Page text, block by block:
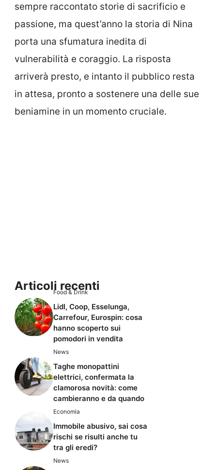
sempre raccontato storie di sacrificio e
passione, ma quest’anno la storia di Nina
porta una sfumatura inedita di
vulnerabilità e coraggio. La risposta
arriverà presto, e intanto il pubblico resta
in attesa, pronto a sostenere una delle sue
beniamine in un momento cruciale.
Articoli recenti
Food & Drink
Lidl, Coop, Esselunga,
Carrefour, Eurospin: cosa
hanno scoperto sui
pomodori in vendita
News
Taghe monopattini
elettrici, confermata la
clamorosa novità: come
cambieranno e da quando
Economia
Immobile abusivo, sai cosa
rischi se risulti anche tu
tra gli eredi?
News